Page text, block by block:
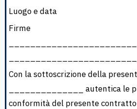
Luogo e data
Firme
Con la sottoscrizione della
______________ autentica le
conformità del presente